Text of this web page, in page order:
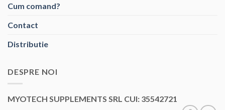
Cum comand?
Contact
Distributie
DESPRE NOI
MYOTECH SUPPLEMENTS SRL CUI: 35542721